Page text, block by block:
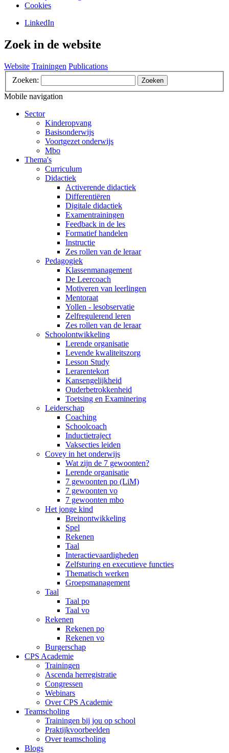
Cookies
LinkedIn
Zoek in de website
Website Trainingen Publications
Zoeken:
Zoeken
Mobile navigation
Sector
Kinderopvang
Basisonderwijs
Voortgezet onderwijs
Mbo
Thema's
Curriculum
Didactiek
Activerende didactiek
Differentiëren
Digitale didactiek
Examentrainingen
Feedback in de les
Formatief handelen
Instructie
Zes rollen van de leraar
Pedagogiek
Klassenmanagement
De Leercoach
Motiveren van leerlingen
Mentoraat
Yollen - lesobservatie
Zelfregulerend leren
Zes rollen van de leraar
Schoolontwikkeling
Lerende organisatie
Levende kwaliteitszorg
Lesson Study
Lerarentekort
Kansengelijkheid
Ouderbetrokkenheid
Toetsing en Examinering
Leiderschap
Coaching
Schoolcoach
Inductietraject
Vaksecties leiden
Covey in het onderwijs
Wat zijn de 7 gewoonten?
Lerende organisatie
7 gewoonten po (LiM)
7 gewoonten vo
7 gewoonten mbo
Het jonge kind
Breinontwikkeling
Spel
Rekenen
Taal
Interactievaardigheden
Zelfsturing en executieve functies
Thematisch werken
Groepsmanagement
Taal
Taal po
Taal vo
Rekenen
Rekenen po
Rekenen vo
Burgerschap
CPS Academie
Trainingen
Ascenda herregistratie
Congressen
Webinars
Over CPS Academie
Teamscholing
Trainingen bij jou op school
Praktijkvoorbeelden
Over teamscholing
Blogs